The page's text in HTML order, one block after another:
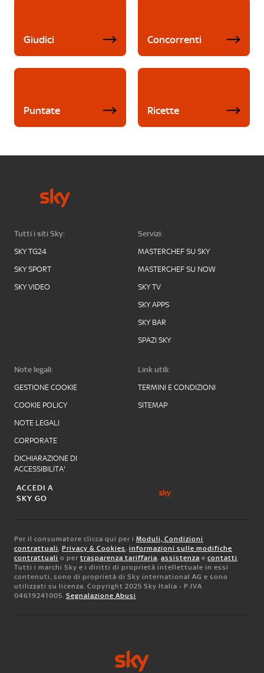
Giudici Concorrenti
Puntate Ricette
Tutti i siti Sky:
SKY TG24
SKY SPORT
SKY VIDEO
Servizi:
MASTERCHEF SU SKY
MASTERCHEF SU NOW
SKY TV
SKY APPS
SKY BAR
SPAZI SKY
Note legali:
GESTIONE COOKIE
COOKIE POLICY
NOTE LEGALI
CORPORATE
DICHIARAZIONE DI
ACCESSIBILITA'
Link utili:
TERMINI E CONDIZIONI
SITEMAP
ACCEDI A
SKY GO
Per il consumatore clicca qui per i Moduli, Condizioni
contrattuali, Privacy & Cookies, informazioni sulle modifiche
contrattuali o per trasparenza tariffaria, assistenza e contatti.
Tutti i marchi Sky e i diritti di proprietà intellettuale in essi
contenuti, sono di proprietà di Sky international AG e sono
utilizzati su licenza. Copyright 2025 Sky Italia - P.IVA
04619241005. Segnalazione Abusi